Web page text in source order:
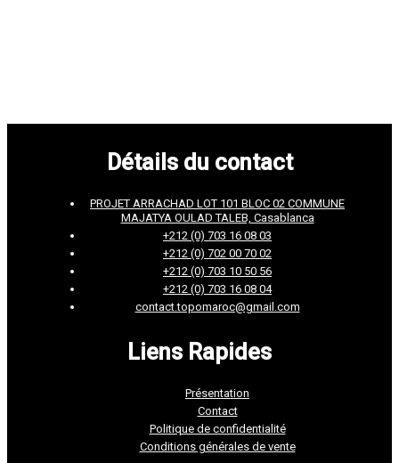
Détails du contact
PROJET ARRACHAD LOT 101 BLOC 02 COMMUNE
MAJATYA OULAD TALEB, Casablanca
+212 (0) 703 16 08 03
+212 (0) 702 00 70 02
+212 (0) 703 10 50 56
+212 (0) 703 16 08 04
contact.topomaroc@gmail.com
Liens Rapides
Présentation
Contact
Politique de confidentialité
Conditions générales de vente